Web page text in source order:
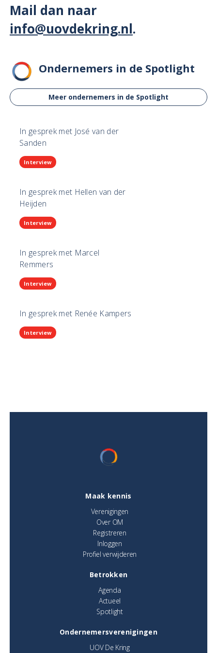
Mail dan naar
info@uovdekring.nl.
Ondernemers in de Spotlight
Meer ondernemers in de Spotlight
In gesprek met José van der
Sanden
Interview
In gesprek met Hellen van der
Heijden
Interview
In gesprek met Marcel
Remmers
Interview
In gesprek met Renée Kampers
Interview
Maak kennis
Verenigingen
Over OM
Registreren
Inloggen
Profiel verwijderen
Betrokken
Agenda
Actueel
Spotlight
Ondernemersverenigingen
UOV De Kring